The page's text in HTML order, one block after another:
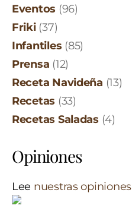
Eventos (96)
Friki(37)
Infantiles (85)
Prensa (12)
Receta Navideña (13)
Recetas (33)
Recetas Saladas (4)
Opiniones
Lee nuestras opiniones